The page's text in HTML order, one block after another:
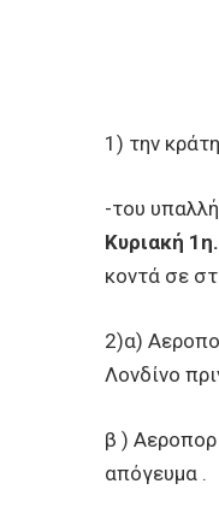
1) την
-του
Κυριακή
κοντά σε
2)α)
Λονδίνο
β )
απόγευμα .